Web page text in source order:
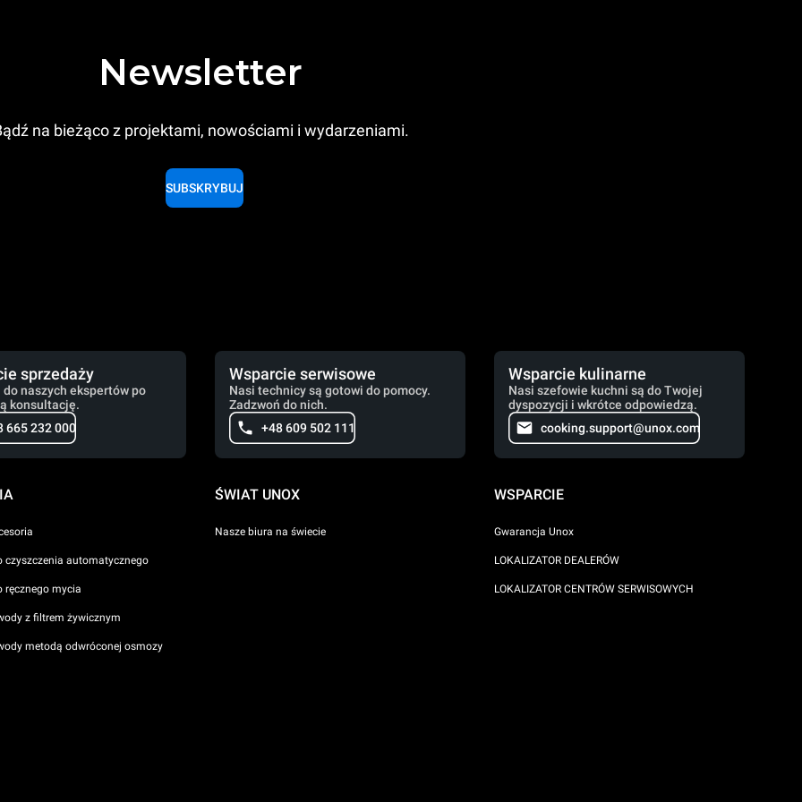
Newsletter
na bieżąco z projektami, nowościami i wydarzeniami.
SUBSKRYBUJ
sprzedaży
do naszych ekspertów po
konsultację.
665 232 000
Wsparcie serwisowe
Nasi technicy są gotowi do pomocy.
Zadzwoń do nich.
+48 609 502 111
Wsparcie kulinarne
Nasi szefowie kuchni są do Twojej
dyspozycji i wkrótce odpowiedzą.
cooking.support@unox.com
czyszczenia automatycznego
ręcznego mycia
z filtrem żywicznym
metodą odwróconej osmozy
ŚWIAT UNOX
Nasze biura na świecie
WSPARCIE
Gwarancja Unox
LOKALIZATOR DEALERÓW
LOKALIZATOR CENTRÓW SERWISOWYCH